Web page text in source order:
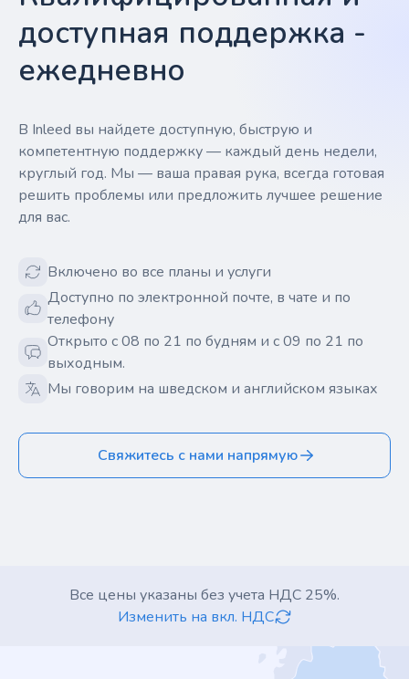
доступная поддержка -
ежедневно
В Inleed вы найдете доступную, быструю и
компетентную поддержку — каждый день недели,
круглый год. Мы — ваша правая рука, всегда готовая
решить проблемы или предложить лучшее решение
для вас.
Включено во все планы и услуги
Доступно по электронной почте, в чате и по
телефону
Открыто с 08 по 21 по будням и с 09 по 21 по
выходным.
Мы говорим на шведском и английском языках
Свяжитесь с нами напрямую
Все цены указаны без учета НДС 25%.
Изменить на вкл. НДС